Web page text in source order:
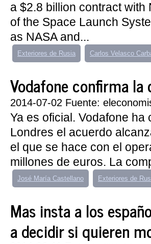
a $2.8 billion contract with
of the Space Launch
as NASA and...
Exteriores de Rusia Carlos Velasco
Vodafone confirma la
2014-07-02 Fuente:
Ya es oficial. Vodafone
Londres el acuerdo
el que se hace con el
millones de euros. La
José María Castellano Exteriores de
Mas insta a los
a decidir si quieren